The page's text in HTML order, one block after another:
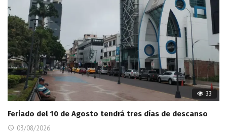
33
Feriado del 10 de Agosto tendrá tres días de descanso
03/08/2026